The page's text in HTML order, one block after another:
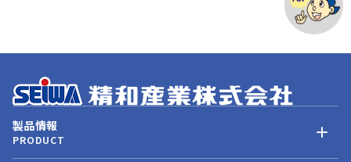
製品情報
PRODUCT